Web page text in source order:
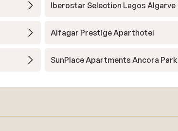
Iberostar Selection Lagos Algarve
Alfagar Prestige Aparthotel
SunPlace Apartments Ancora Park